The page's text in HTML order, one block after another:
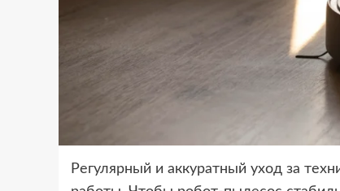
Регулярный и аккуратный уход за